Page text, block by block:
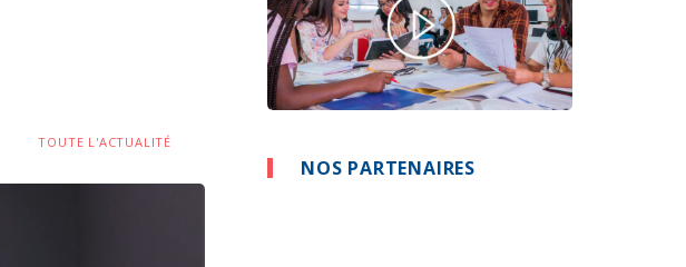
TOUTE L'ACTUALITÉ
NOS PARTENAIRES